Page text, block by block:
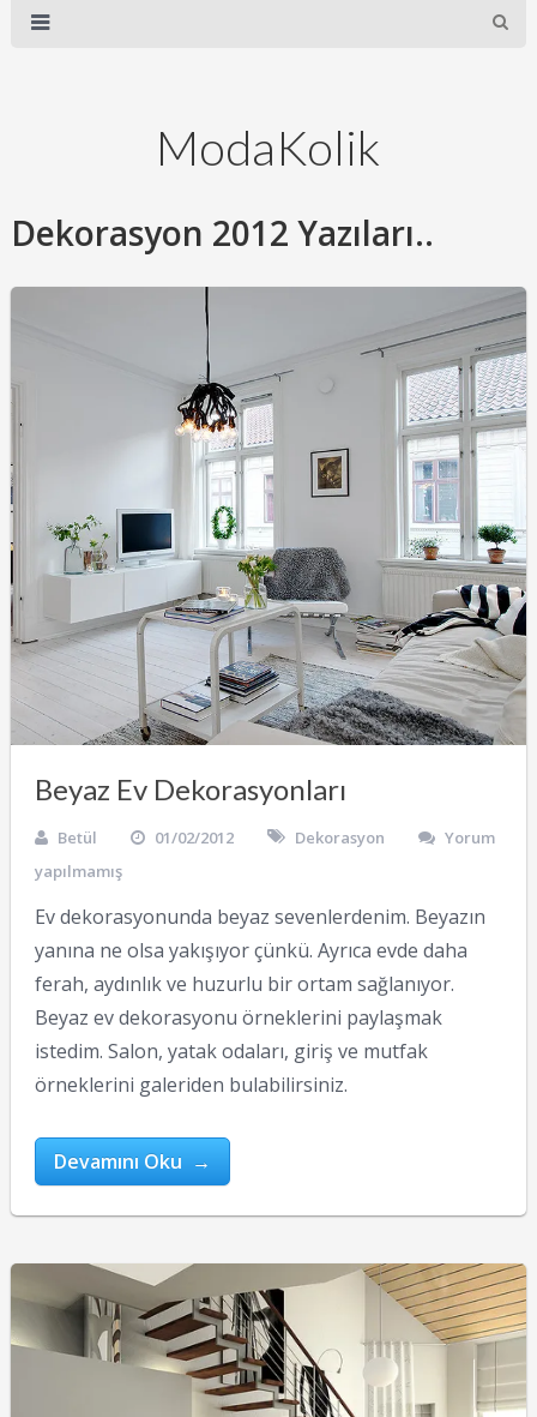
ModaKolik
Dekorasyon 2012 Yazıları..
Beyaz Ev Dekorasyonları
Betül 01/02/2012 Dekorasyon
Yorum
yapılmamış
Ev dekorasyonunda beyaz sevenlerdenim. Beyazın
yanına ne olsa yakışıyor çünkü. Ayrıca evde daha
ferah, aydınlık ve huzurlu bir ortam sağlanıyor.
Beyaz ev dekorasyonu örneklerini paylaşmak
istedim. Salon, yatak odaları, giriş ve mutfak
örneklerini galeriden bulabilirsiniz.
Devamını Oku →